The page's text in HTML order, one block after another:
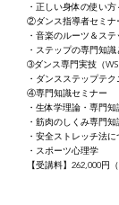
・正しい身体の使い
②ダンス指導者セミナ
・音楽のルーツ＆ス
・ステップの専門知識
➂ダンス専門実技（WS
・ダンスステップテ
④専門知識セミナー
・生体学理論・専門知
・筋肉のしくみ専門知
・安全ストレッチ法に
・スポーツ心理学
【受講料】262,000円